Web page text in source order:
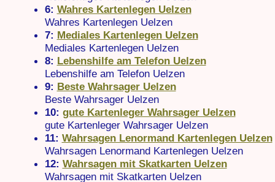
6: Wahres Kartenlegen Uelzen
Wahres Kartenlegen Uelzen
7: Mediales Kartenlegen Uelzen
Mediales Kartenlegen Uelzen
8: Lebenshilfe am Telefon Uelzen
Lebenshilfe am Telefon Uelzen
9: Beste Wahrsager Uelzen
Beste Wahrsager Uelzen
10: gute Kartenleger Wahrsager Uelzen
gute Kartenleger Wahrsager Uelzen
11: Wahrsagen Lenormand Kartenlegen Uelzen
Wahrsagen Lenormand Kartenlegen Uelzen
12: Wahrsagen mit Skatkarten Uelzen
Wahrsagen mit Skatkarten Uelzen